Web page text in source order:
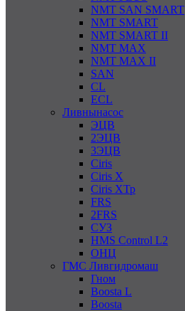
NMT SAN SMART
NMT SMART
NMT SMART II
NMT MAX
NMT MAX II
SAN
CL
ECL
Ливнынасос
ЭЦВ
2ЭЦВ
3ЭЦВ
Ciris
Ciris X
Ciris ХТр
FRS
2FRS
СУЗ
HMS Control L2
ОНЦ
ГМС Ливгидромаш
Гном
Boosta L
Boosta